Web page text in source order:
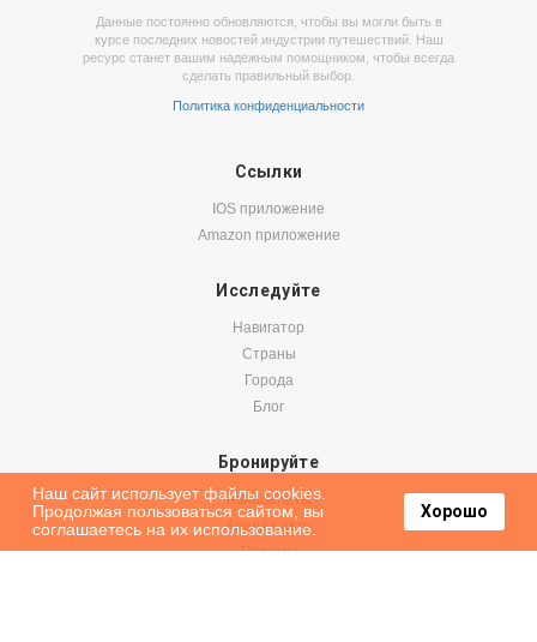
Данные постоянно обновляются, чтобы вы могли быть в
курсе последних новостей индустрии путешествий. Наш
ресурс станет вашим надежным помощником, чтобы всегда
сделать правильный выбор.
Политика конфиденциальности
Ссылки
IOS приложение
Amazon приложение
Исследуйте
Навигатор
Страны
Города
Блог
Бронируйте
Авиабилеты
Аренда авто
Паромы
Наш сайт использует файлы cookies.
Продолжая пользоваться сайтом, вы
соглашаетесь на их использование.
Хорошо